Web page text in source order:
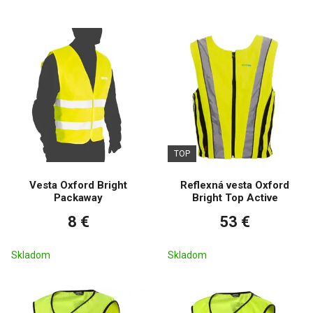
Vesta Oxford Bright
Packaway
8 €
Skladom
TOP
Reflexná vesta Oxford
Bright Top Active
53 €
Skladom